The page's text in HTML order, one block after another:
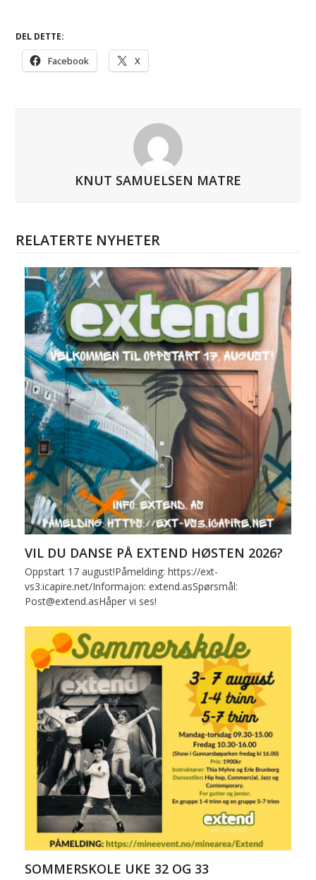
DEL DETTE:
Facebook X
KNUT SAMUELSEN MATRE
RELATERTE NYHETER
VIL DU DANSE PÅ EXTEND HØSTEN 2026?
Oppstart 17 august!Påmelding: https://ext-
vs3.icapire.net/Informajon: extend.asSpørsmål:
Post@extend.asHåper vi ses!
SOMMERSKOLE UKE 32 OG 33